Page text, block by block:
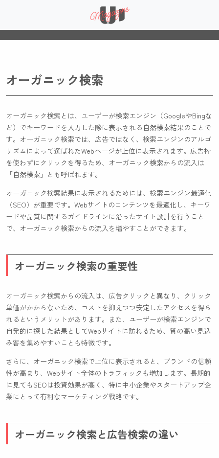
オーガニック検索
オーガニック検索とは、ユーザーが検索エンジン（GoogleやBingな
ど）でキーワードを入力した際に表示される自然検索結果のことで
す。オーガニック検索では、広告ではなく、検索エンジンのアルゴ
リズムによって選ばれたWebページが上位に表示されます。広告枠
を使わずにクリックを得るため、オーガニック検索からの流入は
「自然検索」とも呼ばれます。
オーガニック検索結果に表示されるためには、検索エンジン最適化
（SEO）が重要です。Webサイトのコンテンツを最適化し、キーワ
ードや品質に関するガイドラインに沿ったサイト設計を行うこと
で、オーガニック検索からの流入を増やすことができます。
オーガニック検索の重要性
オーガニック検索からの流入は、広告クリックと異なり、クリック
単価がかからないため、コストを抑えつつ安定したアクセスを得ら
れるというメリットがあります。また、ユーザーが検索エンジンで
自発的に探した結果としてWebサイトに訪れるため、質の高い見込
み客を集めやすいことも特徴です。
さらに、オーガニック検索で上位に表示されると、ブランドの信頼
性が高まり、Webサイト全体のトラフィックも増加します。長期的
に見てもSEOは投資効果が高く、特に中小企業やスタートアップ企
業にとって有利なマーケティング戦略です。
オーガニック検索と広告検索の違い